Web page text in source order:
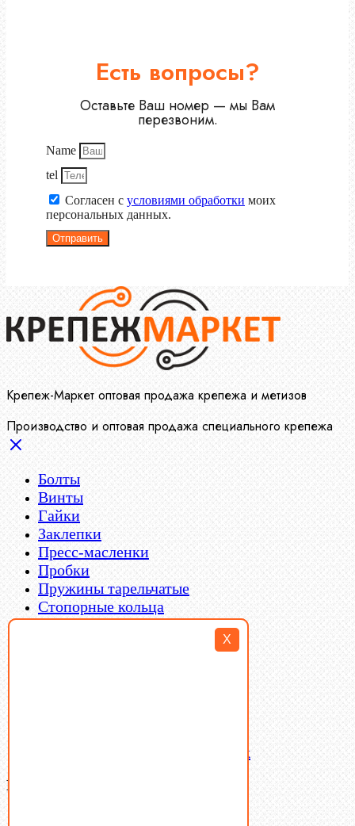
X
Есть вопросы?
Оставьте Ваш номер — мы Вам
перезвоним.
Name
tel
Согласен с условиями обработки моих
персональных данных.
Отправить
Крепеж-Маркет оптовая продажа крепежа и метизов
Производство и оптовая продажа специального крепежа
Болты
Винты
Гайки
Заклепки
Пресс-масленки
Пробки
Пружины тарельчатые
Стопорные кольца
Такелаж
Латунный и бронзовый крепеж
Ваша корзина